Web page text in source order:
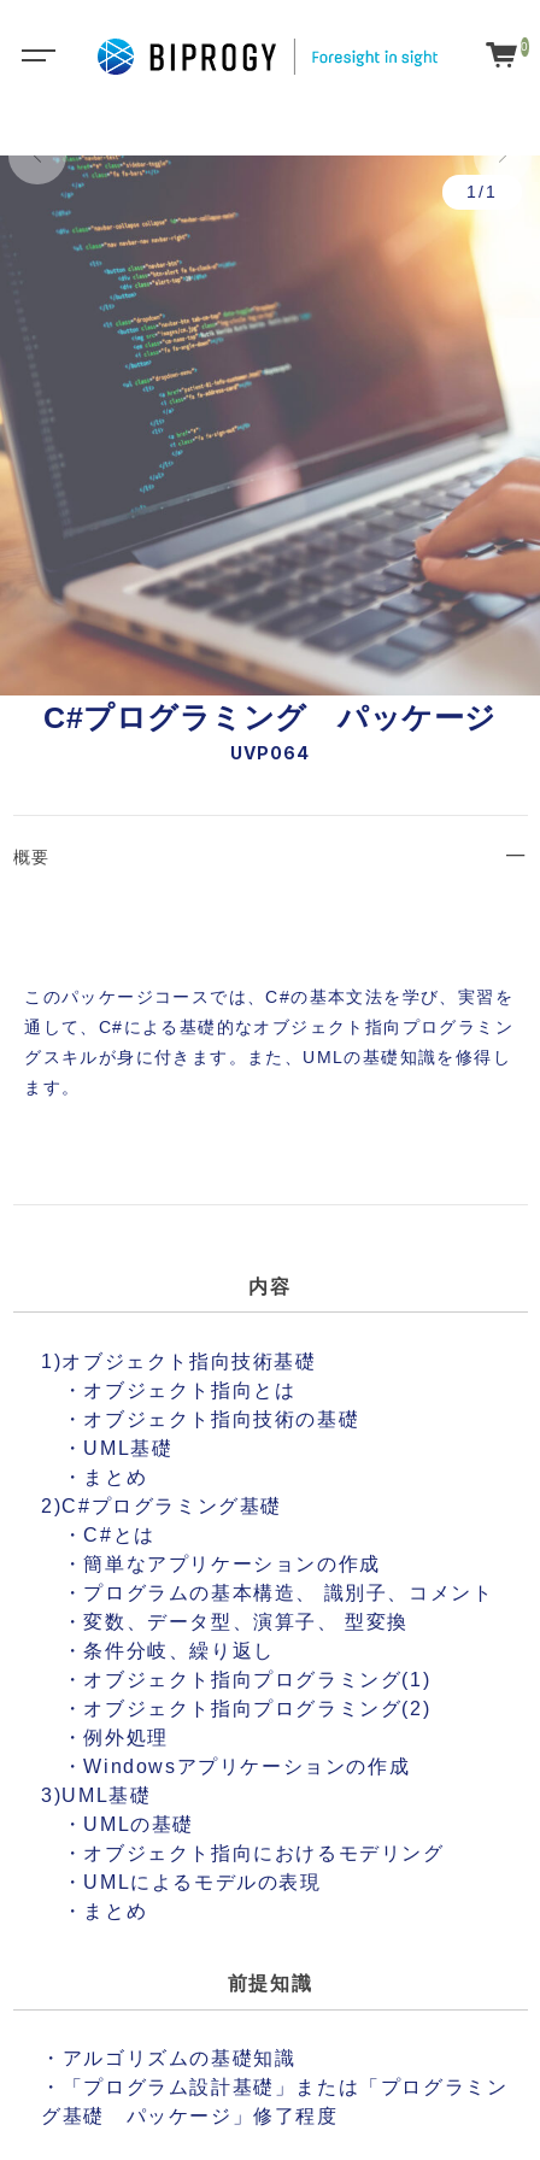
0
1/1
C#プログラミング パッケージ
UVP064
概要
このパッケージコースでは、C#の基本文法を学び、実習を
通して、C#による基礎的なオブジェクト指向プログラミン
グスキルが身に付きます。また、UMLの基礎知識を修得し
ます。
内容
1)オブジェクト指向技術基礎
・オブジェクト指向とは
・オブジェクト指向技術の基礎
・UML基礎
・まとめ
2)C#プログラミング基礎
・C#とは
・簡単なアプリケーションの作成
・プログラムの基本構造、 識別子、コメント
・変数、データ型、演算子、 型変換
・条件分岐、繰り返し
・オブジェクト指向プログラミング(1)
・オブジェクト指向プログラミング(2)
・例外処理
・Windowsアプリケーションの作成
3)UML基礎
・UMLの基礎
・オブジェクト指向におけるモデリング
・UMLによるモデルの表現
・まとめ
前提知識
・アルゴリズムの基礎知識
・「プログラム設計基礎」または「プログラミン
グ基礎 パッケージ」修了程度